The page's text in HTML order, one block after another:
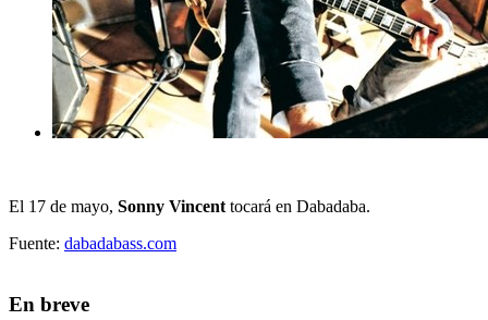
El 17 de mayo, Sonny Vincent tocará en Dabadaba.
Fuente: dabadabass.com
En breve